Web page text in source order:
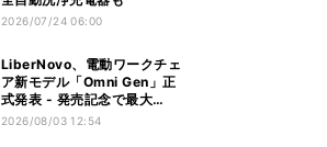
2026/07/24 06:00
LiberNovo、電動ワークチェ
ア新モデル「Omni Gen」正
式発表 - 発売記念で最大
31％オフ
2026/08/03 12:54